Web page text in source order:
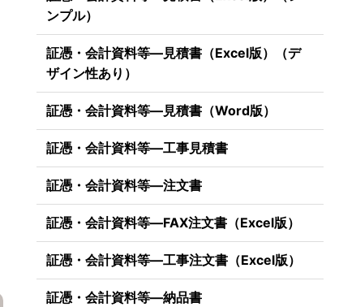
ンプル）
証憑・会計資料等―見積書（Excel版）（デ
ザイン性あり）
証憑・会計資料等―見積書（Word版）
証憑・会計資料等―工事見積書
証憑・会計資料等―注文書
証憑・会計資料等―FAX注文書（Excel版）
証憑・会計資料等―工事注文書（Excel版）
証憑・会計資料等―納品書